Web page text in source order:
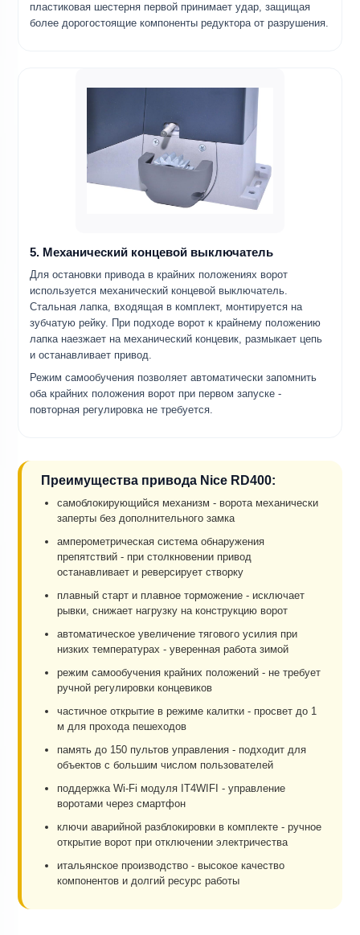
пластиковая шестерня первой принимает удар, защищая
более дорогостоящие компоненты редуктора от разрушения.
5. Механический концевой выключатель
Для остановки привода в крайних положениях ворот
используется механический концевой выключатель.
Стальная лапка, входящая в комплект, монтируется на
зубчатую рейку. При подходе ворот к крайнему положению
лапка наезжает на механический концевик, размыкает цепь
и останавливает привод.
Режим самообучения позволяет автоматически запомнить
оба крайних положения ворот при первом запуске -
повторная регулировка не требуется.
Преимущества привода Nice RD400:
самоблокирующийся механизм - ворота механически
заперты без дополнительного замка
амперометрическая система обнаружения
препятствий - при столкновении привод
останавливает и реверсирует створку
плавный старт и плавное торможение - исключает
рывки, снижает нагрузку на конструкцию ворот
автоматическое увеличение тягового усилия при
низких температурах - уверенная работа зимой
режим самообучения крайних положений - не требует
ручной регулировки концевиков
частичное открытие в режиме калитки - просвет до 1
м для прохода пешеходов
память до 150 пультов управления - подходит для
объектов с большим числом пользователей
поддержка Wi-Fi модуля IT4WIFI - управление
воротами через смартфон
ключи аварийной разблокировки в комплекте - ручное
открытие ворот при отключении электричества
итальянское производство - высокое качество
компонентов и долгий ресурс работы